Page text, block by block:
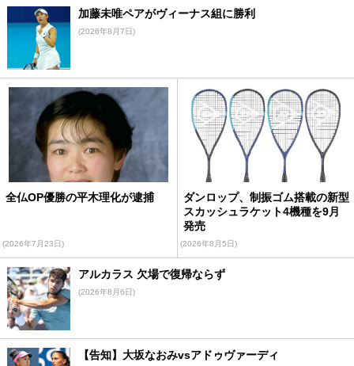
加藤未唯ペアがヴィーナス組に勝利
(2026年8月7日)
全仏OP優勝の平木理化が逮捕
(2026年7月23日)
ダンロップ、制振ゴム搭載の新型
スカッシュラケット4機種を9月
発売
(2026年8月5日)
アルカラス 欠場で復帰ならず
(2026年8月6日)
【告知】大坂なおみvsアドゥヴァーディ